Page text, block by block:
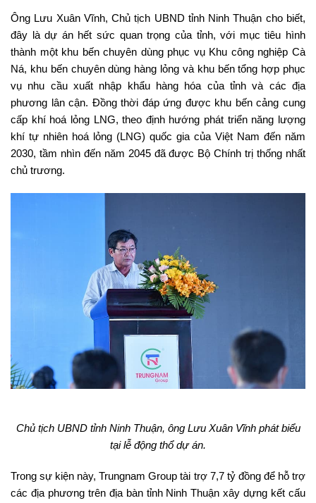
Ông Lưu Xuân Vĩnh, Chủ tịch UBND tỉnh Ninh Thuận cho biết,
đây là dự án hết sức quan trọng của tỉnh, với mục tiêu hình
thành một khu bến chuyên dùng phục vụ Khu công nghiệp Cà
Ná, khu bến chuyên dùng hàng lỏng và khu bến tổng hợp phục
vụ nhu cầu xuất nhập khẩu hàng hóa của tỉnh và các địa
phương lân cận. Đồng thời đáp ứng được khu bến cảng cung
cấp khí hoá lỏng LNG, theo định hướng phát triển năng lượng
khí tự nhiên hoá lỏng (LNG) quốc gia của Việt Nam đến năm
2030, tầm nhìn đến năm 2045 đã được Bộ Chính trị thống nhất
chủ trương.
Chủ tịch UBND tỉnh Ninh Thuận, ông Lưu Xuân Vĩnh phát biểu
tại lễ động thổ dự án.
Trong sự kiện này, Trungnam Group tài trợ 7,7 tỷ đồng để hỗ trợ
các địa phương trên địa bàn tỉnh Ninh Thuận xây dựng kết cấu